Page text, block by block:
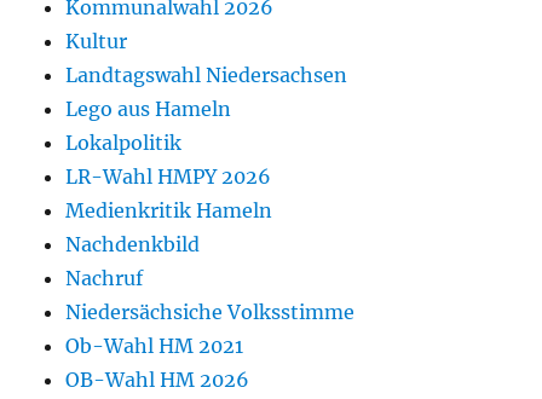
Kommunalwahl 2026
Kultur
Landtagswahl Niedersachsen
Lego aus Hameln
Lokalpolitik
LR-Wahl HMPY 2026
Medienkritik Hameln
Nachdenkbild
Nachruf
Niedersächsiche Volksstimme
Ob-Wahl HM 2021
OB-Wahl HM 2026